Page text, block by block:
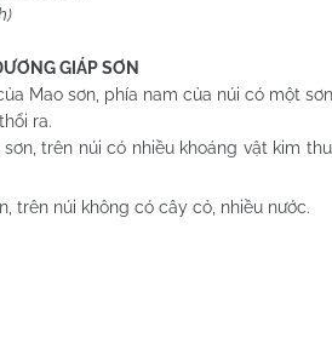
GIÁP SƠN
sơn, phía nam của núi có một
ra.
trên núi có nhiều khoáng vật kim
núi không có cây cỏ, nhiều nước.